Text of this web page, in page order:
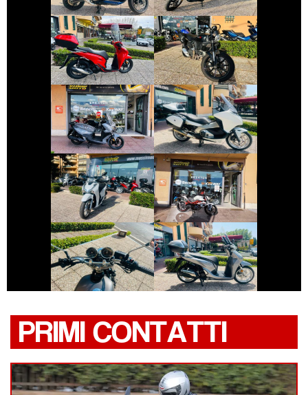
HONDA SH
DUCATI
SCRAMBLER
SYM JOYRIDE
€ 4.190 €
HONDA INTEGRA
€ 3.250 €
HONDA SH
€ 2.490 €
BENELLI BN
€ 2.550 €
YAMAHA SR
€ 2.490 €
HONDA SH
€ 3.150 €
PRIMI CONTATTI